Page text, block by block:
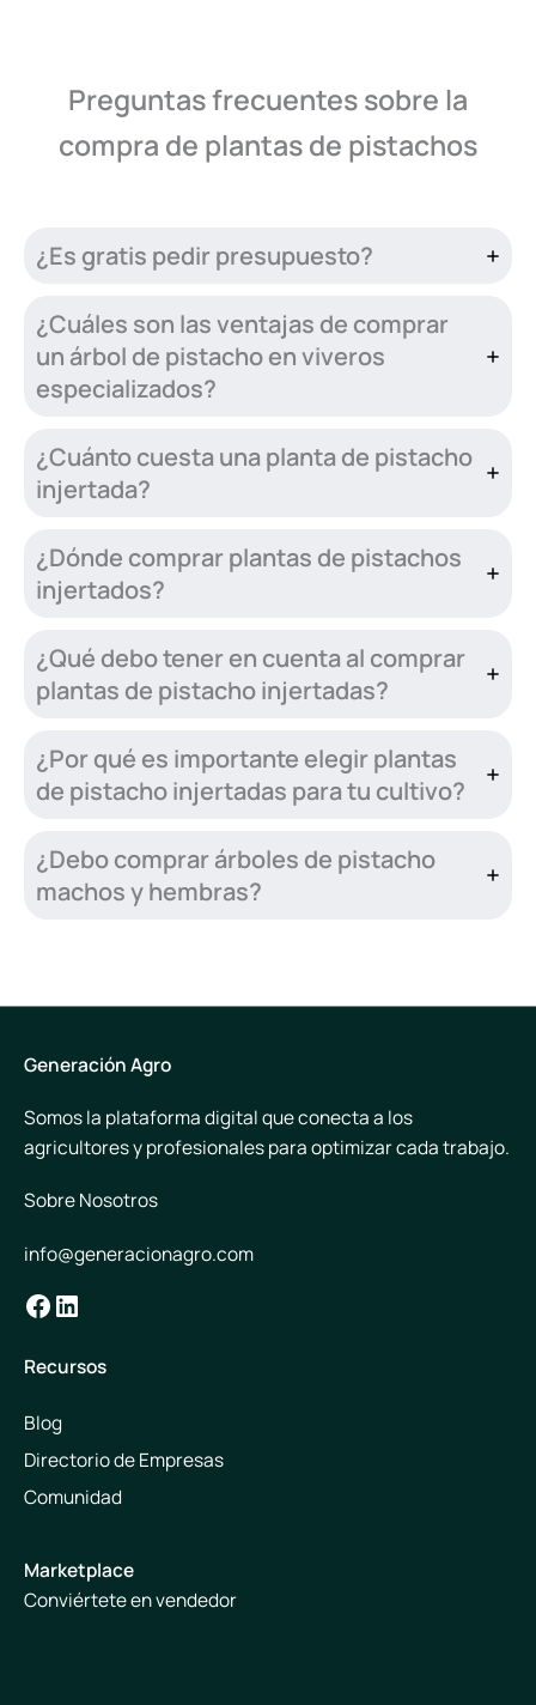
Preguntas frecuentes sobre la
compra de plantas de pistachos
¿Es gratis pedir presupuesto?
¿Cuáles son las ventajas de comprar
un árbol de pistacho en viveros
especializados?
¿Cuánto cuesta una planta de pistacho
injertada?
¿Dónde comprar plantas de pistachos
injertados?
¿Qué debo tener en cuenta al comprar
plantas de pistacho injertadas?
¿Por qué es importante elegir plantas
de pistacho injertadas para tu cultivo?
¿Debo comprar árboles de pistacho
machos y hembras?
Generación Agro
Somos la plataforma digital que conecta a los
agricultores y profesionales para optimizar cada trabajo.
Sobre Nosotros
info@generacionagro.com
Facebook
LinkedIn
Recursos
Blog
Directorio de Empresas
Comunidad
Marketplace
Conviértete en vendedor